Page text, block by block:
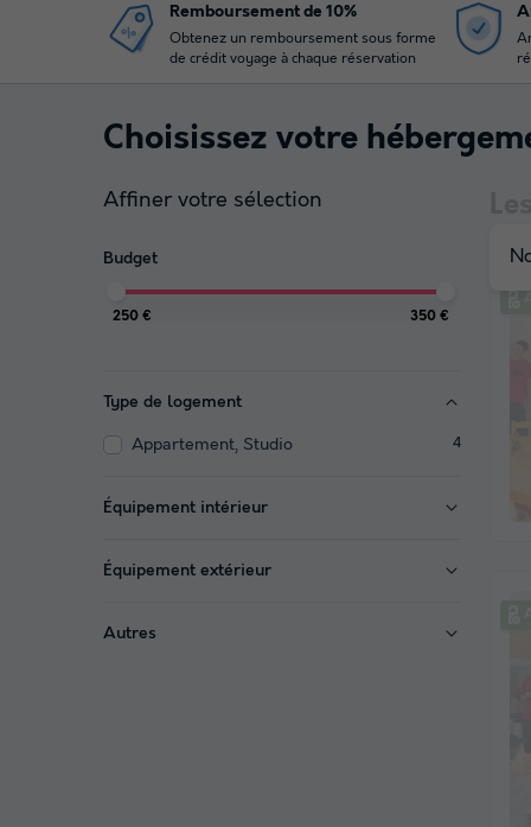
Remboursement de 10%
Obtenez un remboursement sous forme
de crédit voyage à chaque réservation
Choisissez votre
Affiner votre sélection
Budget
250 € 350 €
Type de logement
Appartement, Studio 4
Équipement intérieur
Équipement extérieur
Autres